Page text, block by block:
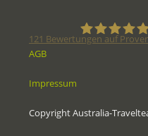
121 Bewertungen auf
AGB
Impressum
Copyright Australia-